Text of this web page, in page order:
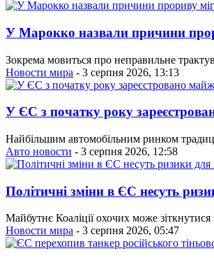
У Марокко назвали причини
Зокрема мовиться про неправильне
Новости мира - 3 серпня 2026, 13:13
У ЄС з початку року
Найбільшим автомобільним ринком
Авто новости - 3 серпня 2026, 12:58
Політичні зміни в ЄС несуть
Майбутнє Коаліції охочих може
Новости мира - 3 серпня 2026, 05:47